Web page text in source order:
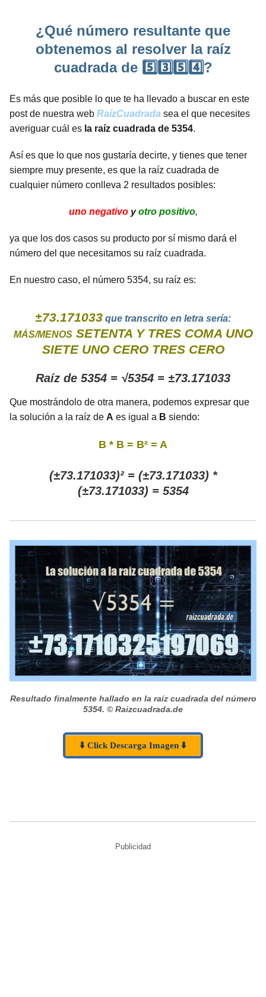
¿Qué número resultante que
obtenemos al resolver la raíz
cuadrada de 5️⃣3️⃣5️⃣4️⃣?
Es más que posible lo que te ha llevado a buscar en este
post de nuestra web RaízCuadrada sea el que necesites
averiguar cuál es la raíz cuadrada de 5354.
Así es que lo que nos gustaría decirte, y tienes que tener
siempre muy presente, es que la raíz cuadrada de
cualquier número conlleva 2 resultados posibles:
uno negativoyotro positivo,
ya que los dos casos su producto por sí mismo dará el
número del que necesitamos su raíz cuadrada.
En nuestro caso, el número 5354, su raíz es:
±73.171033 que transcrito en letra sería:
MÁS/MENOS SETENTA Y TRES COMA UNO
SIETE UNO CERO TRES CERO
Raíz de 5354 = √5354 = ±73.171033
Que mostrándolo de otra manera, podemos expresar que
la solución a la raíz de A es igual a B siendo:
B * B = B² = A
(±73.171033)² = (±73.171033) *
(±73.171033) = 5354
Resultado finalmente hallado en la raíz cuadrada del número
5354. © Raizcuadrada.de
⬇️ Click Descarga Imagen ⬇️
Publicidad